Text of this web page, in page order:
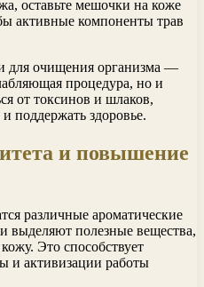
оставьте мешочки на коже
активные компоненты трав
для очищения организма —
процедура, но и
от токсинов и шлаков,
поддержать здоровье.
и повышение
различные ароматические
выделяют полезные вещества,
Это способствует
и активизации работы